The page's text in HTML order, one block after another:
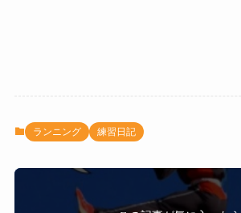
ランニング 練習日記